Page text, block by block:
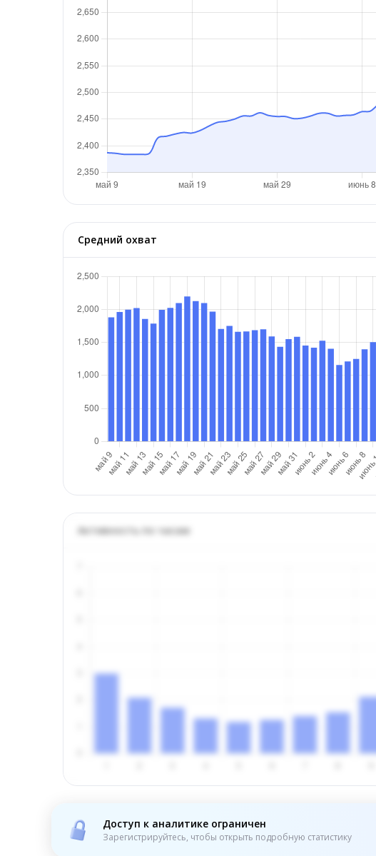
Средний охват
Активность по часам
Доступ к аналитике ограничен
Зарегистрируйтесь, чтобы открыть подробную статистику